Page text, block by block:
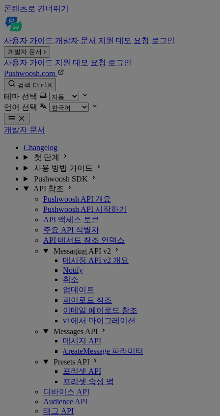
콘텐츠로 건너뛰기
사용자 가이드 개발자 문서 지원 데모 요청 로그인
개발자 문서
사용자 가이드 지원 데모 요청 로그인
Pushwoosh.com
검색 CtrlK
테마 선택
언어 선택
개발자 문서
Changelog
첫 단계
사용 방법 가이드
Pushwoosh SDK
API 참조
Pushwoosh API 개요
Pushwoosh API 시작하기
API 액세스 토큰
주요 API 식별자
API 메서드 참조 인덱스
Messaging API v2
메시징 API v2 개요
Notify
취소
업데이트
페이로드 참조
이메일 페이로드 참조
v1에서 마이그레이션
Messages API
메시지 API
/createMessage 파라미터
Presets API
프리셋 API
프리셋 속성 맵
디바이스 API
Audience API
태그 API